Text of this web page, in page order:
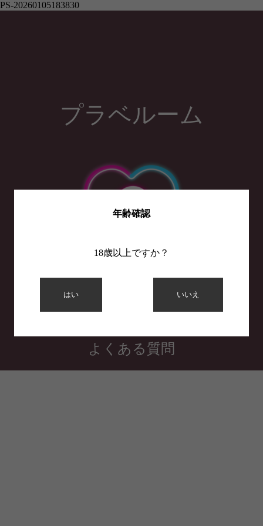
年齢確認
18歳以上ですか？
はい いいえ
PS-20260105183830
プラベルーム
利用規約
プライバシーポリシー
よくある質問